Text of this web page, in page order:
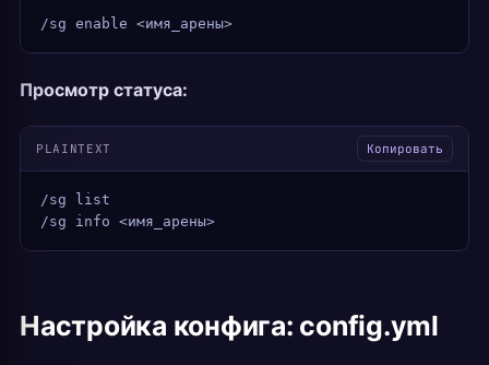
/sg enable <имя_арены>
Просмотр статуса:
PLAINTEXT Копировать
/sg list
/sg info <имя_арены>
Настройка конфига: config.yml